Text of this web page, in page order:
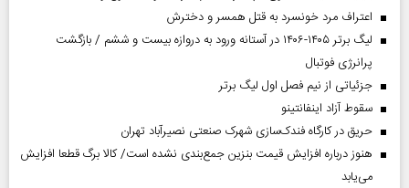
اعتراف مرد خونسرد به قتل همسر و دخترش
لیگ برتر ۱۴۰۵-۱۴۰۶ در آستانه ورود به دروازه بیست و ششم / بازگشت
پرانرژی فوتبال
جزئیاتی از نیم فصل اول لیگ برتر
سقوط آزاد اینفانتینو
حریق در کارگاه فندک‌سازی شهرک صنعتی نصیرآباد تهران
هنوز درباره افزایش قیمت بنزین جمع‌بندی نشده است/ کالا برگ قطعا افزایش
می‌یابد